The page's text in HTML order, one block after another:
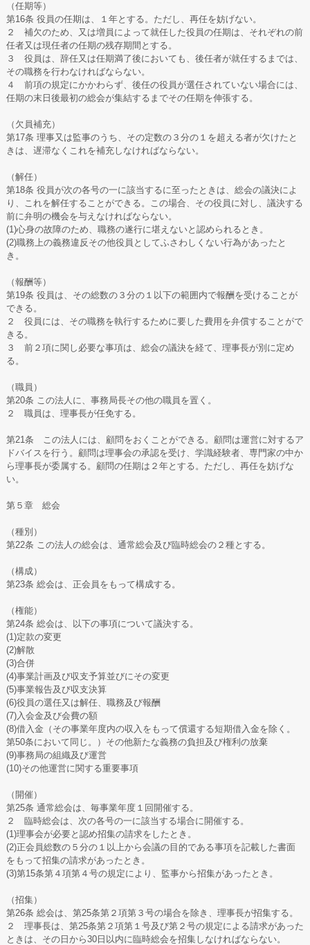
（任期等）
第16条 役員の任期は、１年とする。ただし、再任を妨げない。
２ 補欠のため、又は増員によって就任した役員の任期は、それぞれの前
任者又は現任者の任期の残存期間とする。
３ 役員は、辞任又は任期満了後においても、後任者が就任するまでは、
その職務を行わなければならない。
４ 前項の規定にかかわらず、後任の役員が選任されていない場合には、
任期の末日後最初の総会が集結するまでその任期を伸張する。
（欠員補充）
第17条 理事又は監事のうち、その定数の３分の１を超える者が欠けたと
きは、遅滞なくこれを補充しなければならない。
（解任）
第18条 役員が次の各号の一に該当するに至ったときは、総会の議決によ
り、これを解任することができる。この場合、その役員に対し、議決する
前に弁明の機会を与えなければならない。
(1)心身の故障のため、職務の遂行に堪えないと認められるとき。
(2)職務上の義務違反その他役員としてふさわしくない行為があったと
き。
（報酬等）
第19条 役員は、その総数の３分の１以下の範囲内で報酬を受けることが
できる。
２ 役員には、その職務を執行するために要した費用を弁償することがで
きる。
３ 前２項に関し必要な事項は、総会の議決を経て、理事長が別に定め
る。
（職員）
第20条 この法人に、事務局長その他の職員を置く。
２ 職員は、理事長が任免する。
第21条 この法人には、顧問をおくことができる。顧問は運営に対するア
ドバイスを行う。顧問は理事会の承認を受け、学識経験者、専門家の中か
ら理事長が委属する。顧問の任期は２年とする。ただし、再任を妨げな
い。
第５章 総会
（種別）
第22条 この法人の総会は、通常総会及び臨時総会の２種とする。
（構成）
第23条 総会は、正会員をもって構成する。
（権能）
第24条 総会は、以下の事項について議決する。
(1)定款の変更
(2)解散
(3)合併
(4)事業計画及び収支予算並びにその変更
(5)事業報告及び収支決算
(6)役員の選任又は解任、職務及び報酬
(7)入会金及び会費の額
(8)借入金（その事業年度内の収入をもって償還する短期借入金を除く。
第50条において同じ。）その他新たな義務の負担及び権利の放棄
(9)事務局の組織及び運営
(10)その他運営に関する重要事項
（開催）
第25条 通常総会は、毎事業年度１回開催する。
２ 臨時総会は、次の各号の一に該当する場合に開催する。
(1)理事会が必要と認め招集の請求をしたとき。
(2)正会員総数の５分の１以上から会議の目的である事項を記載した書面
をもって招集の請求があったとき。
(3)第15条第４項第４号の規定により、監事から招集があったとき。
（招集）
第26条 総会は、第25条第２項第３号の場合を除き、理事長が招集する。
２ 理事長は、第25条第２項第１号及び第２号の規定による請求があった
ときは、その日から30日以内に臨時総会を招集しなければならない。